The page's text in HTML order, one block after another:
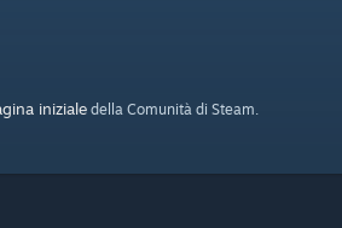
inizialedella Comunità di Steam.